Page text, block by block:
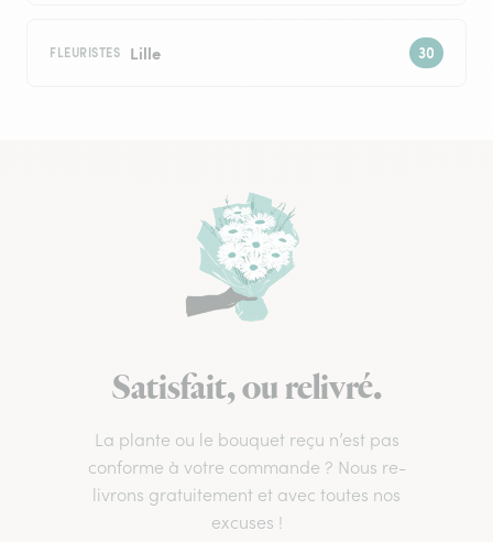
FLEURISTES Lille
Satisfait, ou relivré.
La plante ou le bouquet reçu n’est pas
conforme à votre commande ? Nous re-
livrons gratuitement et avec toutes nos
excuses !